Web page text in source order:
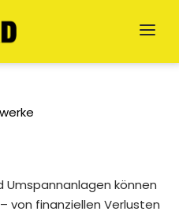
Umspannanlagen können
von finanziellen Verlusten